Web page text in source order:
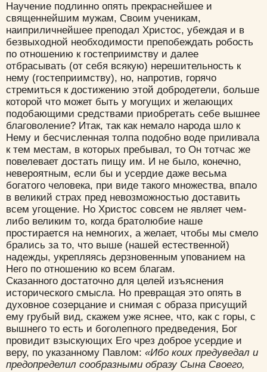
Научение подлинно опять прекраснейшее и
священнейшим мужам, Своим ученикам,
наиприличнейшее преподал Христос, убеждая и в
безвыходной необходимости препобеждать робость
по отношению к гостеприимству и далее
отбрасывать (от себя всякую) нерешительность к
нему (гостеприимству), но, напротив, горячо
стремиться к достижению этой добродетели, больше
которой что может быть у могущих и желающих
подобающими средствами приобретать себе вышнее
благоволение? Итак, так как немало народа шло к
Нему и бесчисленная толпа подобно воде приливала
к тем местам, в которых пребывал, то Он тотчас же
повелевает достать пищу им. И не было, конечно,
невероятным, если бы и усердие даже весьма
богатого человека, при виде такого множества, впало
в великий страх пред невозможностью доставить
всем угощение. Но Христос совсем не являет чем-
либо великим то, когда братолюбие наше
простирается на немногих, а желает, чтобы мы смело
брались за то, что выше (нашей естественной)
надежды, укрепляясь дерзновенным упованием на
Него по отношению ко всем благам.
Сказанного достаточно для целей изъяснения
исторического смысла. Но превращая это опять в
духовное созерцание и снимая с образа присущий
ему грубый вид, скажем уже яснее, что, как с горы, с
вышнего то есть и боголепного предведения, Бог
провидит взыскующих Его чрез доброе усердие и
веру, по указанному Павлом: «Ибо коих предуведал и
предопределил сообразными образу Сына Своего,